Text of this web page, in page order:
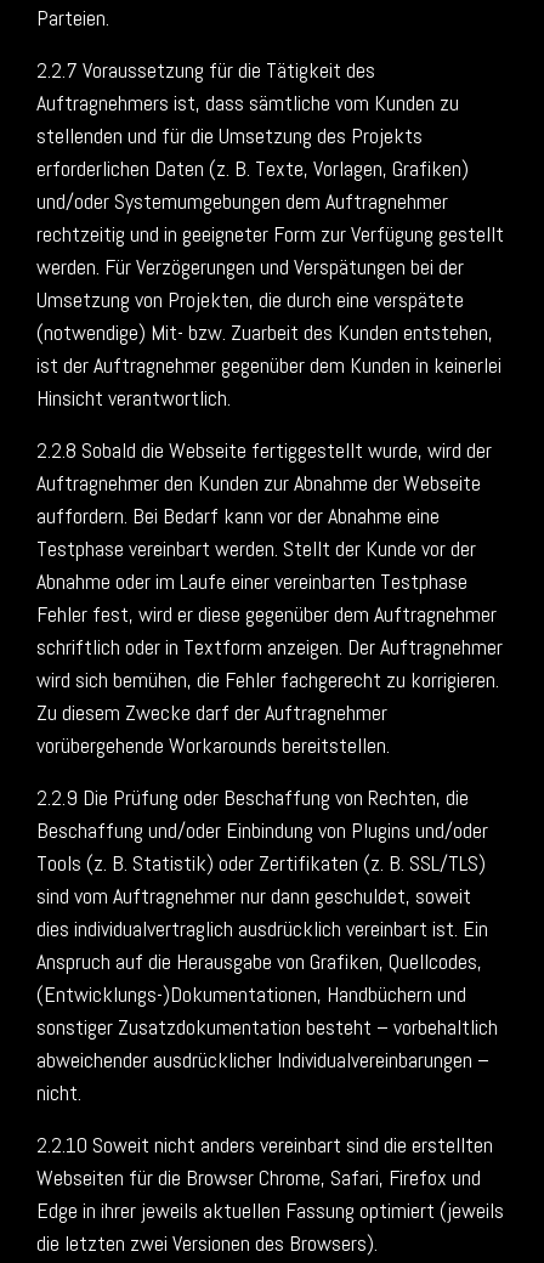
Parteien.
2.2.7 Voraussetzung für die Tätigkeit des
Auftragnehmers ist, dass sämtliche vom Kunden zu
stellenden und für die Umsetzung des Projekts
erforderlichen Daten (z. B. Texte, Vorlagen, Grafiken)
und/oder Systemumgebungen dem Auftragnehmer
rechtzeitig und in geeigneter Form zur Verfügung gestellt
werden. Für Verzögerungen und Verspätungen bei der
Umsetzung von Projekten, die durch eine verspätete
(notwendige) Mit- bzw. Zuarbeit des Kunden entstehen,
ist der Auftragnehmer gegenüber dem Kunden in keinerlei
Hinsicht verantwortlich.
2.2.8 Sobald die Webseite fertiggestellt wurde, wird der
Auftragnehmer den Kunden zur Abnahme der Webseite
auffordern. Bei Bedarf kann vor der Abnahme eine
Testphase vereinbart werden. Stellt der Kunde vor der
Abnahme oder im Laufe einer vereinbarten Testphase
Fehler fest, wird er diese gegenüber dem Auftragnehmer
schriftlich oder in Textform anzeigen. Der Auftragnehmer
wird sich bemühen, die Fehler fachgerecht zu korrigieren.
Zu diesem Zwecke darf der Auftragnehmer
vorübergehende Workarounds bereitstellen.
2.2.9 Die Prüfung oder Beschaffung von Rechten, die
Beschaffung und/oder Einbindung von Plugins und/oder
Tools (z. B. Statistik) oder Zertifikaten (z. B. SSL/TLS)
sind vom Auftragnehmer nur dann geschuldet, soweit
dies individualvertraglich ausdrücklich vereinbart ist. Ein
Anspruch auf die Herausgabe von Grafiken, Quellcodes,
(Entwicklungs-)Dokumentationen, Handbüchern und
sonstiger Zusatzdokumentation besteht – vorbehaltlich
abweichender ausdrücklicher Individualvereinbarungen –
nicht.
2.2.10 Soweit nicht anders vereinbart sind die erstellten
Webseiten für die Browser Chrome, Safari, Firefox und
Edge in ihrer jeweils aktuellen Fassung optimiert (jeweils
die letzten zwei Versionen des Browsers).